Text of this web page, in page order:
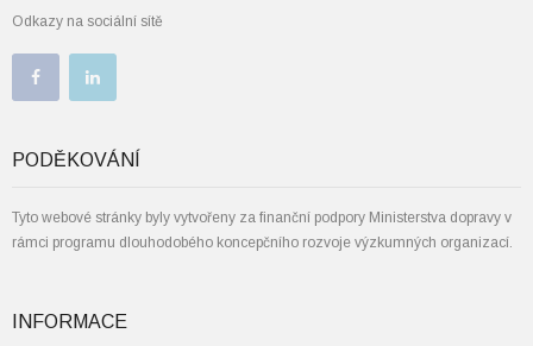
Odkazy na sociální sítě
PODĚKOVÁNÍ
Tyto webové stránky byly vytvořeny za finanční podpory Ministerstva dopravy v
rámci programu dlouhodobého koncepčního rozvoje výzkumných organizací.
INFORMACE